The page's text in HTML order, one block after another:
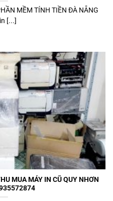
MỀM TÍNH TIỀN ĐÀ NẴNG
[...]
MUA MÁY IN CŨ QUY NHƠN